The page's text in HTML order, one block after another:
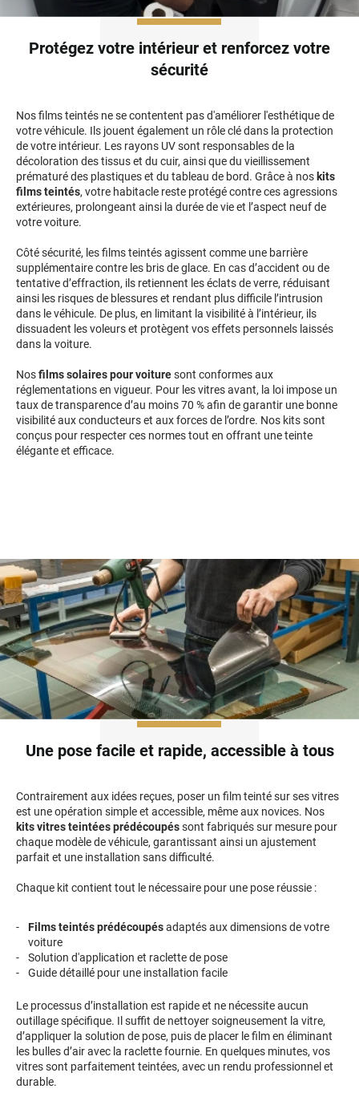
Ligier
Lincoln
Lucid
Man
Maserati
Maybach
McLaren
Mercedes-Benz
Mercury
MicroCar
Mini
Mitsubishi
Opel
Ora
Peugeot
Plymouth
Polestar
Proton
Renault
Rivian
Rolls
Rover
Saab
Saturn
Scania
Scion
Protégez votre intérieur et renforcez votre
sécurité
Nos films teintés ne se contentent pas d'améliorer l'esthétique de
votre véhicule. Ils jouent également un rôle clé dans la protection
de votre intérieur. Les rayons UV sont responsables de la
décoloration des tissus et du cuir, ainsi que du vieillissement
prématuré des plastiques et du tableau de bord. Grâce à nos kits
films teintés, votre habitacle reste protégé contre ces agressions
extérieures, prolongeant ainsi la durée de vie et l’aspect neuf de
votre voiture.
Côté sécurité, les films teintés agissent comme une barrière
supplémentaire contre les bris de glace. En cas d’accident ou de
tentative d’effraction, ils retiennent les éclats de verre, réduisant
ainsi les risques de blessures et rendant plus difficile l’intrusion
dans le véhicule. De plus, en limitant la visibilité à l’intérieur, ils
dissuadent les voleurs et protègent vos effets personnels laissés
dans la voiture.
Nosfilms solaires pour voituresont conformes aux
réglementations en vigueur. Pour les vitres avant, la loi impose un
taux de transparence d’au moins 70 % afin de garantir une bonne
visibilité aux conducteurs et aux forces de l’ordre. Nos kits sont
conçus pour respecter ces normes tout en offrant une teinte
élégante et efficace.
Une pose facile et rapide, accessible à tous
Contrairement aux idées reçues, poser un film teinté sur ses vitres
est une opération simple et accessible, même aux novices. Nos
kits vitres teintées prédécoupéssont fabriqués sur mesure pour
chaque modèle de véhicule, garantissant ainsi un ajustement
parfait et une installation sans difficulté.
Chaque kit contient tout le nécessaire pour une pose réussie :
Films teintés prédécoupésadaptés aux dimensions de votre
voiture
Solution d'application et raclette de pose
Guide détaillé pour une installation facile
Le processus d’installation est rapide et ne nécessite aucun
outillage spécifique. Il suffit de nettoyer soigneusement la vitre,
d’appliquer la solution de pose, puis de placer le film en éliminant
les bulles d’air avec la raclette fournie. En quelques minutes, vos
vitres sont parfaitement teintées, avec un rendu professionnel et
durable.